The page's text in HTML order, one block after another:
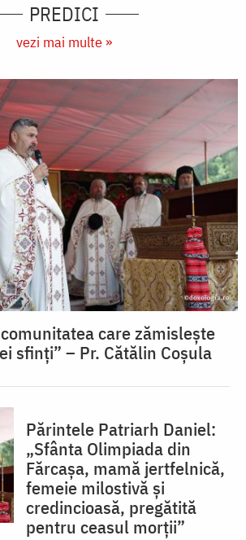
PREDICI
vezi mai multe »
care zămislește
sfinți” – Pr. Cătălin Coșula
Părintele Patriarh Daniel:
„Sfânta Olimpiada din
Fărcașa, mamă jertfelnică,
femeie milostivă și
credincioasă, pregătită
pentru ceasul morții”